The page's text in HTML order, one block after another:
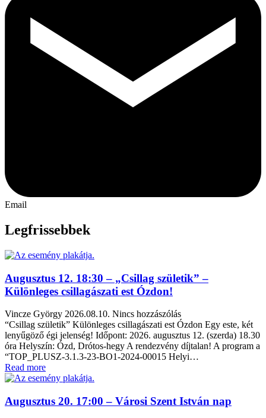
Email
Legfrissebbek
Augusztus 12. 18:30 – „Csillag születik” –
Különleges csillagászati est Ózdon!
Vincze György 2026.08.10. Nincs hozzászólás
“Csillag születik” Különleges csillagászati est Ózdon Egy este, két
lenyűgöző égi jelenség! Időpont: 2026. augusztus 12. (szerda) 18.30
óra Helyszín: Ózd, Drótos-hegy A rendezvény díjtalan! A program a
“TOP_PLUSZ-3.1.3-23-BO1-2024-00015 Helyi…
Read more
Augusztus 20. 17:00 – Városi Szent István nap